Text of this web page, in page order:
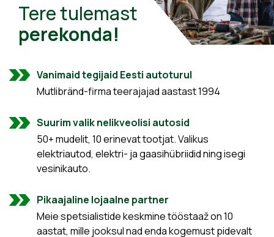
Tere tulemast
perekonda!
Vanimaid tegijaid Eesti autoturul
Mutlibränd-firma teerajajad aastast 1994
Suurim valik nelikveolisi autosid
50+ mudelit, 10 erinevat tootjat. Valikus
elektriautod, elektri- ja gaasihübriidid ning isegi
vesinikauto.
Pikaajaline lojaalne partner
Meie spetsialistide keskmine tööstaaž on 10
aastat, mille jooksul nad enda kogemust pidevalt